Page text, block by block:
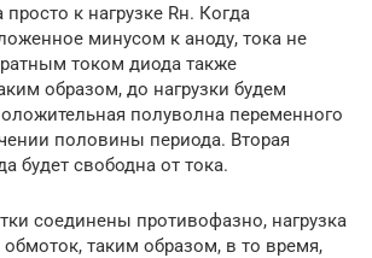
к нагрузке Rн. Когда
минусом к аноду, тока не
током диода также
образом, до нагрузки будем
полуволна переменного
половины периода. Вторая
будет свободна от тока.
соединены противофазно, нагрузка
таким образом, в то время,